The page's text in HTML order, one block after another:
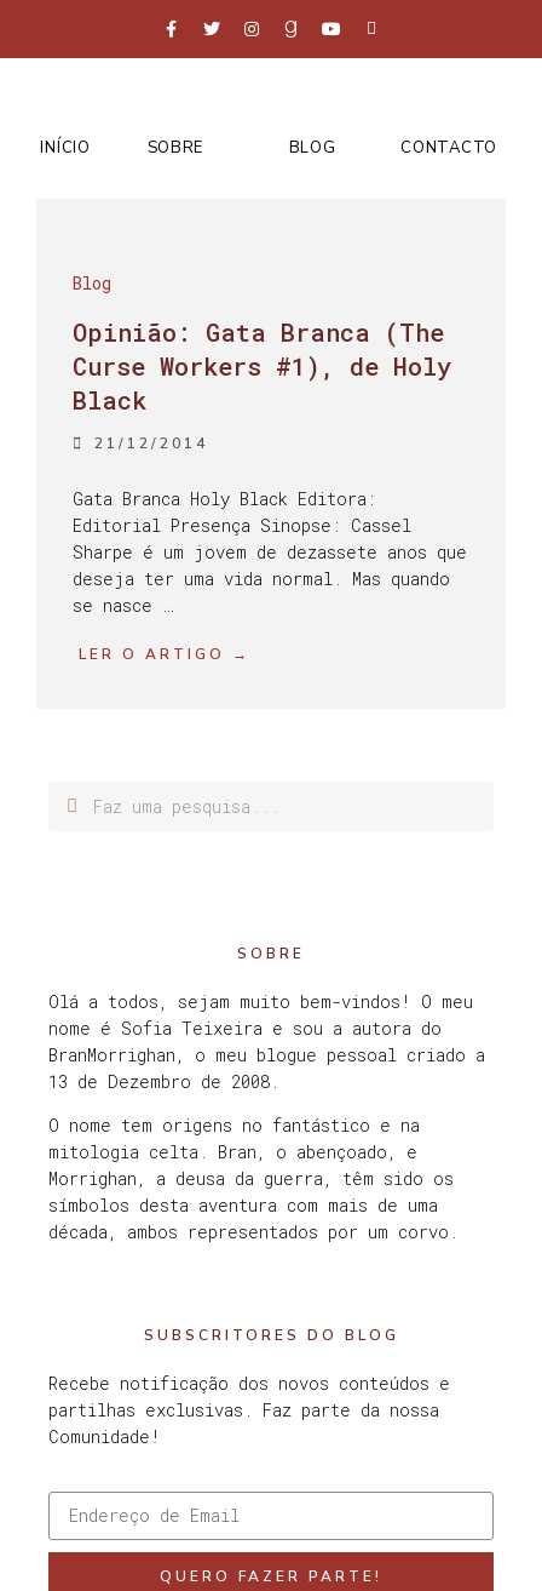
INÍCIO SOBRE BLOG CONTACTO
Blog
Opinião: Gata Branca (The
Curse Workers #1), de Holy
Black
21/12/2014
Gata Branca Holy Black Editora:
Editorial Presença Sinopse: Cassel
Sharpe é um jovem de dezassete anos que
deseja ter uma vida normal. Mas quando
se nasce …
LER O ARTIGO →
SOBRE
Olá a todos, sejam muito bem-vindos! O meu
nome é Sofia Teixeira e sou a autora do
BranMorrighan, o meu blogue pessoal criado a
13 de Dezembro de 2008.
O nome tem origens no fantástico e na
mitologia celta. Bran, o abençoado, e
Morrighan, a deusa da guerra, têm sido os
símbolos desta aventura com mais de uma
década, ambos representados por um corvo.
SUBSCRITORES DO BLOG
Recebe notificação dos novos conteúdos e
partilhas exclusivas. Faz parte da nossa
Comunidade!
QUERO FAZER PARTE!